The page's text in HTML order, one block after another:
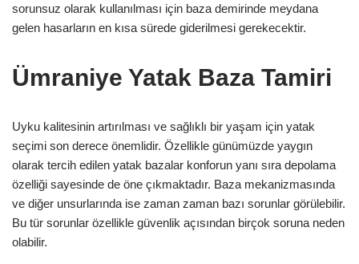
sorunsuz olarak kullanılması için baza demirinde meydana
gelen hasarların en kısa sürede giderilmesi gerekecektir.
Ümraniye Yatak Baza Tamiri
Uyku kalitesinin artırılması ve sağlıklı bir yaşam için yatak
seçimi son derece önemlidir. Özellikle günümüzde yaygın
olarak tercih edilen yatak bazalar konforun yanı sıra depolama
özelliği sayesinde de öne çıkmaktadır. Baza mekanizmasında
ve diğer unsurlarında ise zaman zaman bazı sorunlar görülebilir.
Bu tür sorunlar özellikle güvenlik açısından birçok soruna neden
olabilir.